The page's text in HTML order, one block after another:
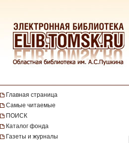
Главная страница
Самые читаемые
ПОИСК
Каталог фонда
Газеты и журналы